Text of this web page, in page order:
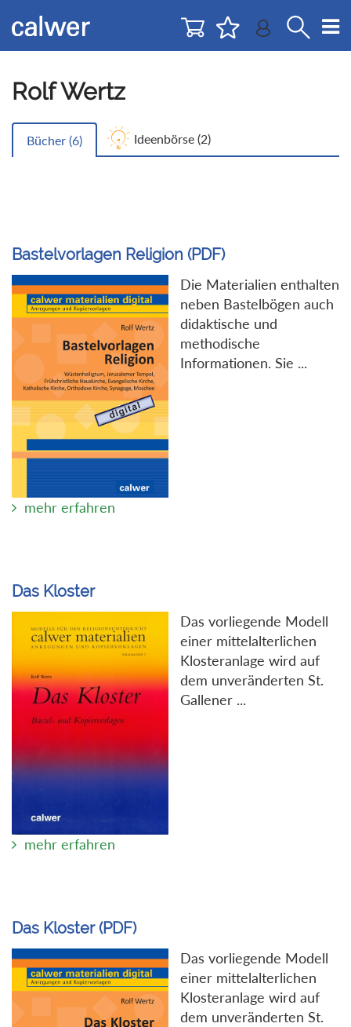
zur
Navigation
zum
Inhalt
Rolf Wertz
Bücher (6) Ideenbörse (2)
Bastelvorlagen Religion (PDF)
Die Materialien enthalten
neben Bastelbögen auch
didaktische und
methodische
Informationen. Sie ...
mehr erfahren
Das Kloster
Das vorliegende Modell
einer mittelalterlichen
Klosteranlage wird auf
dem unveränderten St.
Gallener ...
mehr erfahren
Das Kloster (PDF)
Das vorliegende Modell
einer mittelalterlichen
Klosteranlage wird auf
dem unveränderten St.